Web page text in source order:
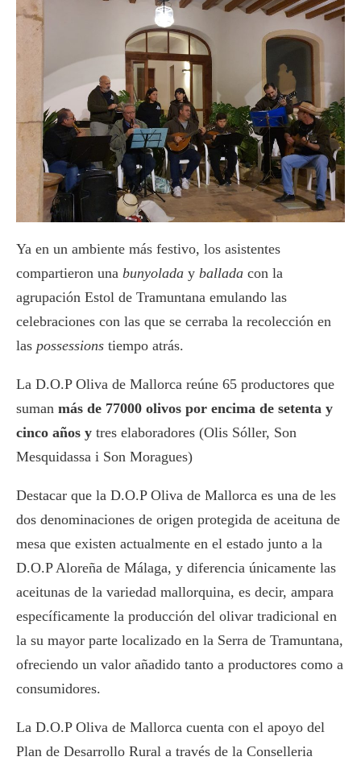
Ya en un ambiente más festivo, los asistentes
compartieron una bunyolada y ballada con la
agrupación Estol de Tramuntana emulando las
celebraciones con las que se cerraba la recolección en
las possessions tiempo atrás.
La D.O.P Oliva de Mallorca reúne 65 productores que
suman más de 77000 olivos por encima de setenta y
cinco años y tres elaboradores (Olis Sóller, Son
Mesquidassa i Son Moragues)
Destacar que la D.O.P Oliva de Mallorca es una de les
dos denominaciones de origen protegida de aceituna de
mesa que existen actualmente en el estado junto a la
D.O.P Aloreña de Málaga, y diferencia únicamente las
aceitunas de la variedad mallorquina, es decir, ampara
específicamente la producción del olivar tradicional en
la su mayor parte localizado en la Serra de Tramuntana,
ofreciendo un valor añadido tanto a productores como a
consumidores.
La D.O.P Oliva de Mallorca cuenta con el apoyo del
Plan de Desarrollo Rural a través de la Conselleria